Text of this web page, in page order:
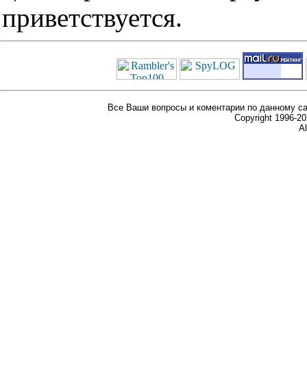
приветствуется.
Все Ваши вопросы и коментарии по данному
Copyright 1996-